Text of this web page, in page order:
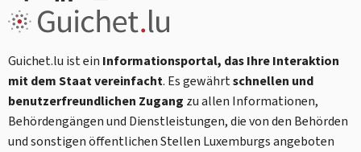
Guichet.lu ist ein Informationsportal, das Ihre Interaktion
mit dem Staat vereinfacht. Es gewährtschnellen und
benutzerfreundlichen Zugang zu allen Informationen,
Behördengängen und Dienstleistungen, die von den Behörden
und sonstigen öffentlichen Stellen Luxemburgs angeboten